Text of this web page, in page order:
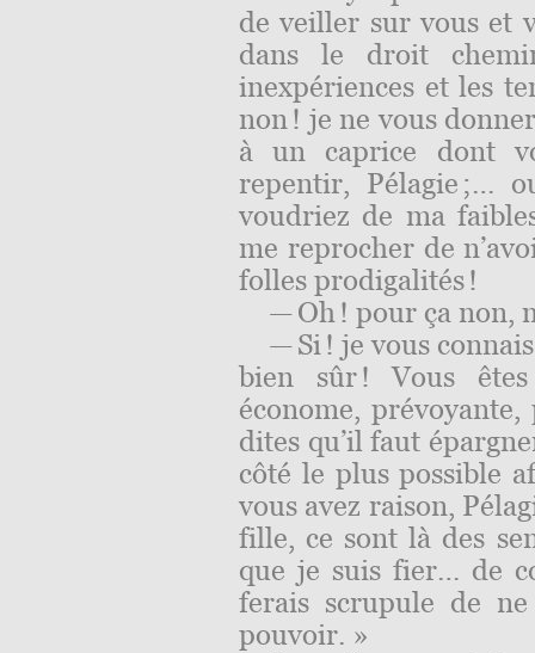
de veiller sur vous et
dans le droit
inexpériences et les
non ! je ne vous
à un caprice dont
repentir, Pélagie ;…
voudriez de ma
me reprocher de
folles prodigalités !
— Oh ! pour ça non,
— Si ! je vous
bien sûr ! Vous
économe,
dites qu’il faut
côté le plus possible
vous avez raison,
fille, ce sont là des
que je suis fier… de
ferais scrupule de
pouvoir. »